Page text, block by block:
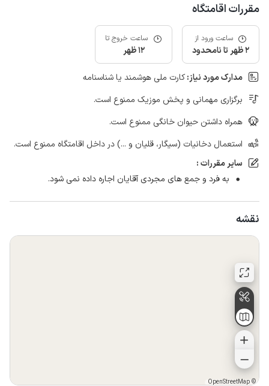
مقررات اقامتگاه
ساعت ورود از
2 ظهر تا نامحدود
ساعت خروج تا
12 ظهر
مدارک مورد نیاز:کارت ملی هوشمند یا شناسنامه
برگزاری مهمانی و پخش موزیک ممنوع است.
همراه داشتن حیوان خانگی ممنوع است.
استعمال دخانیات (سیگار، قلیان و ...) در داخل اقامتگاه ممنوع است.
سایر مقررات :
به فرد و جمع های مجردی آقایان اجاره داده نمی شود.
نقشه
©
OpenStreetMap